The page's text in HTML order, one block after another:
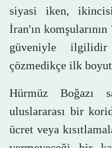
siyasi iken,
İran'ın komşularının
güveniyle
çözmedikçe ilk
Hürmüz Boğazı
uluslararası bir
ücret veya